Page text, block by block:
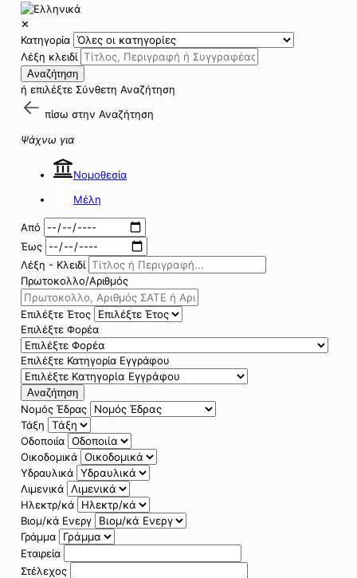
✕
Κατηγορία
Λέξη κλειδί
Αναζήτηση
ή επιλέξτε Σύνθετη Αναζήτηση
πίσω στην Αναζήτηση
Ψάχνω για
Νομοθεσία
Μέλη
Από
Έως
Λέξη - Κλειδί
Πρωτοκολλο/Αριθμός
Επιλέξτε Έτος
Επιλέξτε Φορέα
Επιλέξτε Κατηγορία Εγγράφου
Αναζήτηση
Νομός Έδρας
Τάξη
Οδοποιία
Οικοδομικά
Υδραυλικά
Λιμενικά
Ηλεκτρ/κά
Βιομ/κά Ενεργ
Γράμμα
Εταιρεία
Στέλεχος